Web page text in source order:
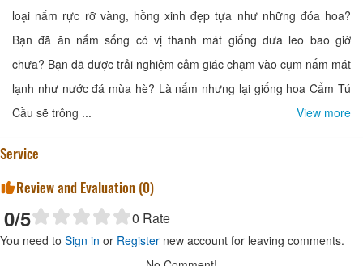
loại nấm rực rỡ vàng, hồng xinh đẹp tựa như những đóa hoa?
Bạn đã ăn nấm sống có vị thanh mát giống dưa leo bao giờ
chưa? Bạn đã được trải nghiệm cảm giác chạm vào cụm nấm mát
lạnh như nước đá mùa hè? Là nấm nhưng lại giống hoa Cẩm Tú
Cầu sẽ trông ...
View more
Service
Review and Evaluation (0)
0/5 0 Rate
You need to Sign in or Register new account for leaving comments.